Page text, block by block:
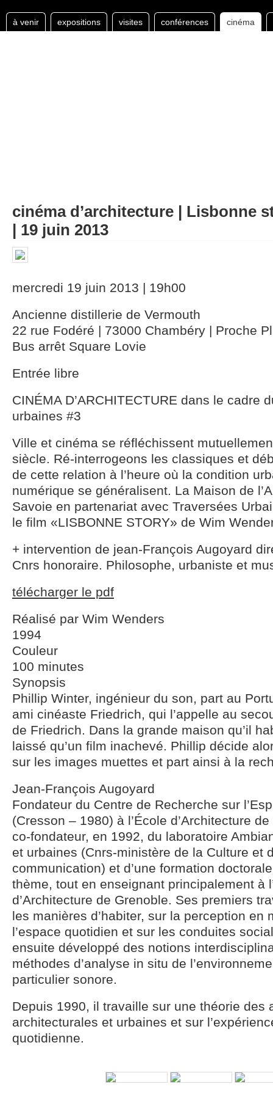
à venir expositions visites conférences cinéma
cinéma d’architecture | Lisbonne
| 19 juin 2013
mercredi 19 juin 2013 | 19h00
Ancienne distillerie de Vermouth
22 rue Fodéré | 73000 Chambéry | Proche
Bus arrêt Square Lovie
Entrée libre
CINÉMA D’ARCHITECTURE dans le cadre
urbaines #3
Ville et cinéma se réfléchissent
siècle. Ré-interrogeons les classiques et
de cette relation à l’heure où la condition
numérique se généralisent. La Maison de
Savoie en partenariat avec Traversées
le film «LISBONNE STORY» de Wim
+ intervention de jean-François Augoyard
Cnrs honoraire. Philosophe, urbaniste et
télécharger le pdf
Réalisé par Wim Wenders
1994
Couleur
100 minutes
Synopsis
Phillip Winter, ingénieur du son, part au
ami cinéaste Friedrich, qui l’appelle au
de Friedrich. Dans la grande maison qu’il
laissé qu’un film inachevé. Phillip décide
sur les images muettes et part ainsi à la
Jean-François Augoyard
Fondateur du Centre de Recherche sur
(Cresson – 1980) à l’École d’Architecture
co-fondateur, en 1992, du laboratoire
et urbaines (Cnrs-ministère de la Culture et
communication) et d’une formation
thème, tout en enseignant principalement à
d’Architecture de Grenoble. Ses premiers
les manières d’habiter, sur la perception en
l’espace quotidien et sur les conduites
ensuite développé des notions
méthodes d’analyse in situ de
particulier sonore.
Depuis 1990, il travaille sur une théorie des
architecturales et urbaines et sur
quotidienne.